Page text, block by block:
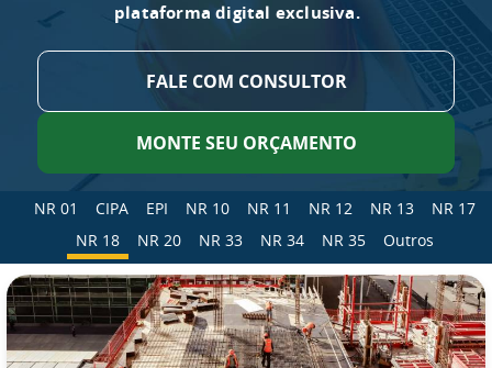
plataforma digital exclusiva.
FALE COM CONSULTOR
MONTE SEU ORÇAMENTO
NR 01 CIPA EPI NR 10 NR 11 NR 12 NR 13
NR 17
NR 18
NR 20 NR 33 NR 34 NR 35 Outros